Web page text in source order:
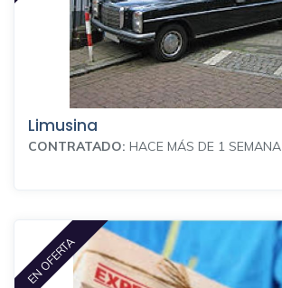
Limusina
CONTRATADO: HACE MÁS DE 1 SEMANA
EN OFERTA